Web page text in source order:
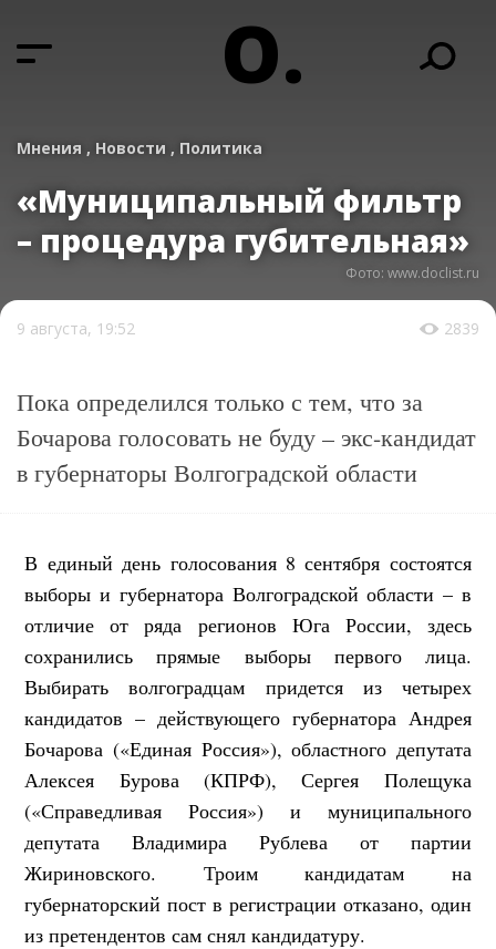
О.
Мнения , Новости , Политика
«Муниципальный фильтр
– процедура губительная»
Фото: www.doclist.ru
9 августа, 19:52 2839
Пока определился только с тем, что за
Бочарова голосовать не буду – экс-кандидат
в губернаторы Волгоградской области
В единый день голосования 8 сентября состоятся
выборы и губернатора Волгоградской области – в
отличие от ряда регионов Юга России, здесь
сохранились прямые выборы первого лица.
Выбирать волгоградцам придется из четырех
кандидатов – действующего губернатора Андрея
Бочарова («Единая Россия»), областного депутата
Алексея Бурова (КПРФ), Сергея Полещука
(«Справедливая Россия») и муниципального
депутата Владимира Рублева от партии
Жириновского. Троим кандидатам на
губернаторский пост в регистрации отказано, один
из претендентов сам снял кандидатуру.